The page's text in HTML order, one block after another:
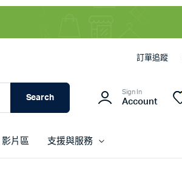
訂單追蹤
Search
Sign In
Account
影片區 支援與服務